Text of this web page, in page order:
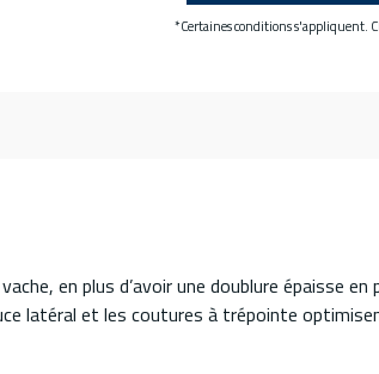
*Certaines conditions s'appliquent.
en plus d’avoir une doublure épaisse
latéral et les coutures à trépointe